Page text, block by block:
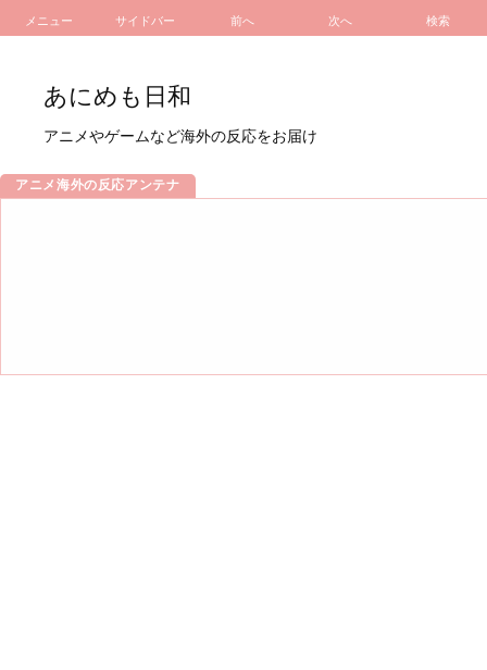
メニュー サイドバー 前へ 次へ 検索
あにめも日和
アニメやゲームなど海外の反応をお届け
アニメ海外の反応アンテナ